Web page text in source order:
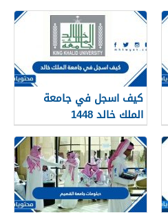
كيف اسجل في جامعة
الملك خالد 1448